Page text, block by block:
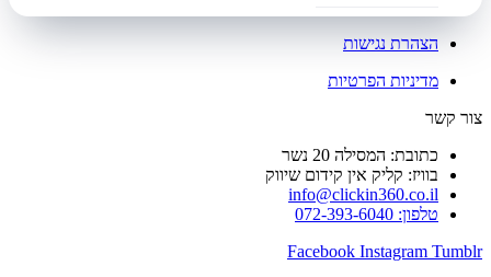
הצהרת נגישות
מדיניות הפרטיות
צור קשר
כתובת: המסילה 20 נשר
בוויז: קליק אין קידום שיווק
info@clickin360.co.il
טלפון: 072-393-6040
Facebook Instagram Tumblr